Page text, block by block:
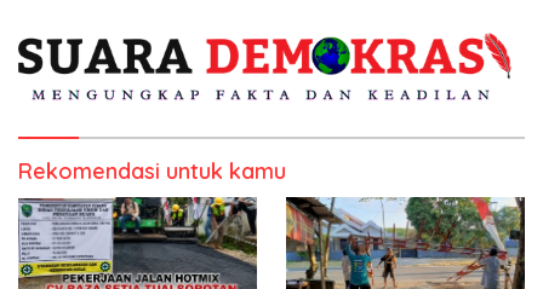
Rekomendasi untuk kamu